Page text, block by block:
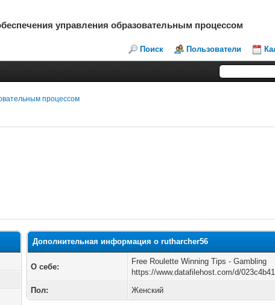
управления образовательным процессом
Поиск Пользователи
процессом
Дополнительная информация о rutharcher56
О себе:
Free Roulette Winning Tips - Gambling
https://www.datafilehost.com/d/023c4b41
Пол:
Женский